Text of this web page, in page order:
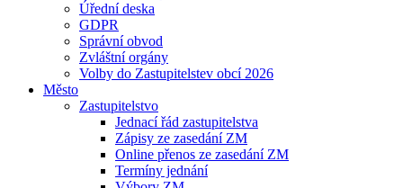
Úřední deska
GDPR
Správní obvod
Zvláštní orgány
Volby do Zastupitelstev obcí 2026
Město
Zastupitelstvo
Jednací řád zastupitelstva
Zápisy ze zasedání ZM
Online přenos ze zasedání ZM
Termíny jednání